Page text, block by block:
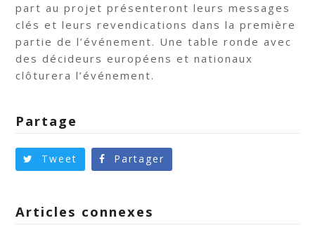
part au projet présenteront leurs messages
clés et leurs revendications dans la première
partie de l’événement. Une table ronde avec
des décideurs européens et nationaux
clôturera l’événement.
Partage
Tweet Partager
Articles connexes